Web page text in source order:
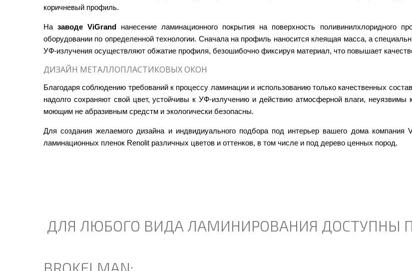
коричневый профиль.
Назаводе ViGrand нанесение ламинационного покрытия на поверхность поливинилхлоридного
оборудовании по определенной технологии. Сначала на профиль наносится клеящая масса, а
УФ-излучения осуществляют обжатие профиля, безошибочно фиксируя материал, что повышает
ДИЗАЙН МЕТАЛЛОПЛАСТИКОВЫХ ОКОН
Благодаря соблюдению требований к процессу ламинации и использованию только качественных
надолго сохраняют свой цвет, устойчивы к УФ-излучению и действию атмосферной влаги,
моющим не абразивным средстм и экологически безопасны.
Для создания желаемого дизайна и индвидиуального подбора под интерьер вашего дома компания
ламинационных пленок Renolit различных цветов и оттенков, в том числе и под дерево ценных пород.
ДЛЯ ЛЮБОГО ВИДА ЛАМИНИРОВАНИЯ ДОСТУПНЫ